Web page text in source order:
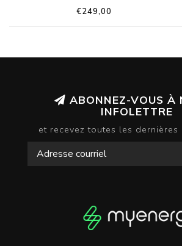
€249,00
ABONNEZ-VOUS À
INFOLETTRE
et recevez toutes les dernières